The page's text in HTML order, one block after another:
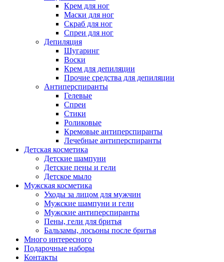
Крем для ног
Маски для ног
Скраб для ног
Спреи для ног
Депиляция
Шугаринг
Воски
Крем для депиляции
Прочие средства для депиляции
Антиперспиранты
Гелевые
Спреи
Стики
Роликовые
Кремовые антиперспиранты
Лечебные антиперспиранты
Детская косметика
Детские шампуни
Детские пены и гели
Детское мыло
Мужская косметика
Уходы за лицом для мужчин
Мужские шампуни и гели
Мужские антиперспиранты
Пены, гели для бритья
Бальзамы, лосьоны после бритья
Много интересного
Подарочные наборы
Контакты